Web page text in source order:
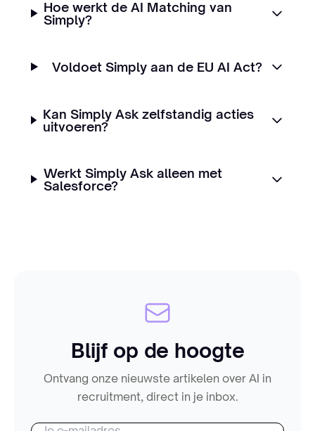
Hoe werkt de AI Matching van
Simply?
Voldoet Simply aan de EU AI Act?
Kan Simply Ask zelfstandig acties
uitvoeren?
Werkt Simply Ask alleen met
Salesforce?
Blijf op de hoogte
Ontvang onze nieuwste artikelen over AI in
recruitment, direct in je inbox.